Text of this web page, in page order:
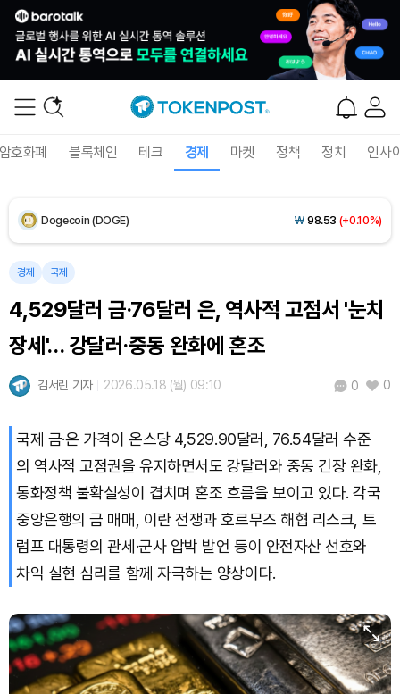
호화폐 블록체인 테크 경제 마켓 정책 정치 인사
Solana (SOL) ₩ 106,771(+2.68%)
Bitcoin (BTC) 91,264,468 (-0.09%)
경제 국제
4,529달러 금·76달러 은, 역사적 고점서 '눈치
장세'… 강달러·중동 완화에 혼조
김서린 기자 2026.05.18 (월) 09:10 0 0
국제 금·은 가격이 온스당 4,529.90달러, 76.54달러 수준
의 역사적 고점권을 유지하면서도 강달러와 중동 긴장 완화,
통화정책 불확실성이 겹치며 혼조 흐름을 보이고 있다. 각국
중앙은행의 금 매매, 이란 전쟁과 호르무즈 해협 리스크, 트
럼프 대통령의 관세·군사 압박 발언 등이 안전자산 선호와
차익 실현 심리를 함께 자극하는 양상이다.